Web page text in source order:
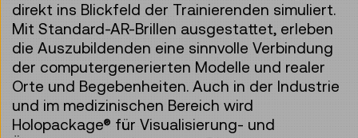
direkt ins Blickfeld der Trainierenden simuliert.
Mit Standard-AR-Brillen ausgestattet, erleben
die Auszubildenden eine sinnvolle Verbindung
der computergenerierten Modelle und realer
Orte und Begebenheiten. Auch in der Industrie
und im medizinischen Bereich wird
Holopackage® für Visualisierung- und